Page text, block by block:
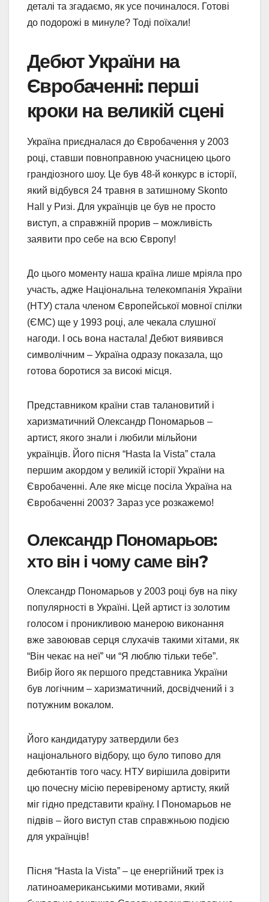
деталі та згадаємо, як усе починалося. Готові
до подорожі в минуле? Тоді поїхали!
Дебют України на
Євробаченні: перші
кроки на великій сцені
Україна приєдналася до Євробачення у 2003
році, ставши повноправною учасницею цього
грандіозного шоу. Це був 48-й конкурс в історії,
який відбувся 24 травня в затишному Skonto
Hall у Ризі. Для українців це був не просто
виступ, а справжній прорив – можливість
заявити про себе на всю Європу!
До цього моменту наша країна лише мріяла про
участь, адже Національна телекомпанія України
(НТУ) стала членом Європейської мовної спілки
(ЄМС) ще у 1993 році, але чекала слушної
нагоди. І ось вона настала! Дебют виявився
символічним – Україна одразу показала, що
готова боротися за високі місця.
Представником країни став талановитий і
харизматичний Олександр Пономарьов –
артист, якого знали і любили мільйони
українців. Його пісня “Hasta la Vista” стала
першим акордом у великій історії України на
Євробаченні. Але яке місце посіла Україна на
Євробаченні 2003? Зараз усе розкажемо!
Олександр Пономарьов:
хто він і чому саме він?
Олександр Пономарьов у 2003 році був на піку
популярності в Україні. Цей артист із золотим
голосом і проникливою манерою виконання
вже завоював серця слухачів такими хітами, як
“Він чекає на неї” чи “Я люблю тільки тебе”.
Вибір його як першого представника України
був логічним – харизматичний, досвідчений і з
потужним вокалом.
Його кандидатуру затвердили без
національного відбору, що було типово для
дебютантів того часу. НТУ вирішила довірити
цю почесну місію перевіреному артисту, який
міг гідно представити країну. І Пономарьов не
підвів – його виступ став справжньою подією
для українців!
Пісня “Hasta la Vista” – це енергійний трек із
латиноамериканськими мотивами, який